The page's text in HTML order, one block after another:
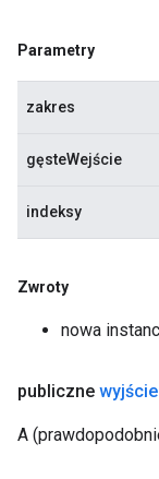
Parametry
zakres
gęsteWejście
indeksy
Zwroty
nowa
publiczne wyjście
A